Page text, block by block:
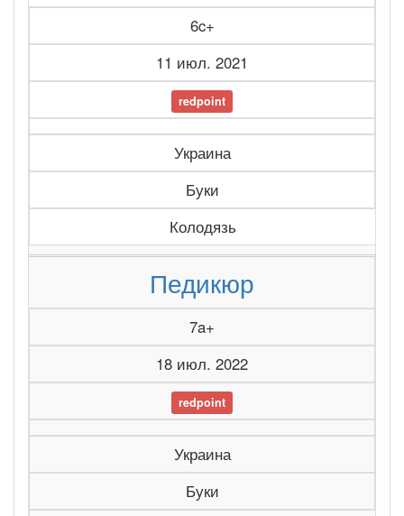
6c+
11 июл. 2021
redpoint
Украина
Буки
Колодязь
Педикюр
7a+
18 июл. 2022
redpoint
Украина
Буки